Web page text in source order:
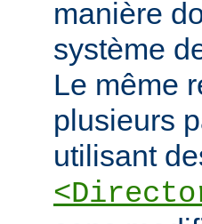
manière
système
Le même
plusieurs
utilisant